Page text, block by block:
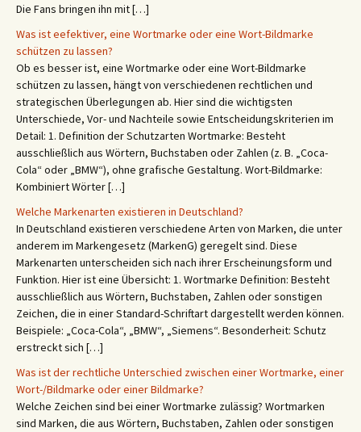
Die Fans bringen ihn mit […]
Was ist eefektiver, eine Wortmarke oder eine Wort-Bildmarke
schützen zu lassen?
Ob es besser ist, eine Wortmarke oder eine Wort-Bildmarke
schützen zu lassen, hängt von verschiedenen rechtlichen und
strategischen Überlegungen ab. Hier sind die wichtigsten
Unterschiede, Vor- und Nachteile sowie Entscheidungskriterien im
Detail: 1. Definition der Schutzarten Wortmarke: Besteht
ausschließlich aus Wörtern, Buchstaben oder Zahlen (z. B. „Coca-
Cola“ oder „BMW“), ohne grafische Gestaltung. Wort-Bildmarke:
Kombiniert Wörter […]
Welche Markenarten existieren in Deutschland?
In Deutschland existieren verschiedene Arten von Marken, die unter
anderem im Markengesetz (MarkenG) geregelt sind. Diese
Markenarten unterscheiden sich nach ihrer Erscheinungsform und
Funktion. Hier ist eine Übersicht: 1. Wortmarke Definition: Besteht
ausschließlich aus Wörtern, Buchstaben, Zahlen oder sonstigen
Zeichen, die in einer Standard-Schriftart dargestellt werden können.
Beispiele: „Coca-Cola“, „BMW“, „Siemens“. Besonderheit: Schutz
erstreckt sich […]
Was ist der rechtliche Unterschied zwischen einer Wortmarke, einer
Wort-/Bildmarke oder einer Bildmarke?
Welche Zeichen sind bei einer Wortmarke zulässig? Wortmarken
sind Marken, die aus Wörtern, Buchstaben, Zahlen oder sonstigen